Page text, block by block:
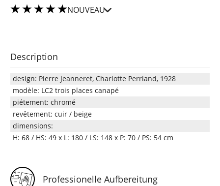
NOUVEAU
Description
design: Pierre Jeanneret, Charlotte Perriand, 1928
modèle: LC2 trois places canapé
piétement: chromé
revêtement: cuir / beige
dimensions:
H: 68 / HS: 49 x L: 180 / LS: 148 x P: 70 / PS: 54 cm
Professionelle Aufbereitung